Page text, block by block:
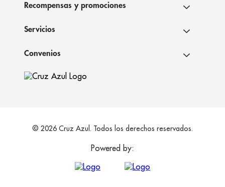
Recompensas y promociones
Servicios
Convenios
© 2026 Cruz Azul. Todos los derechos reservados.
Powered by: